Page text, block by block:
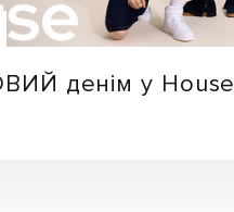
денім у House